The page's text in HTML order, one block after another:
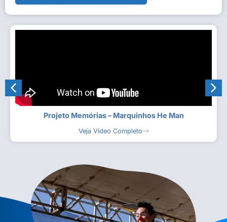
Projeto Memórias – Marquinhos He Man
Veja Vídeo Completo